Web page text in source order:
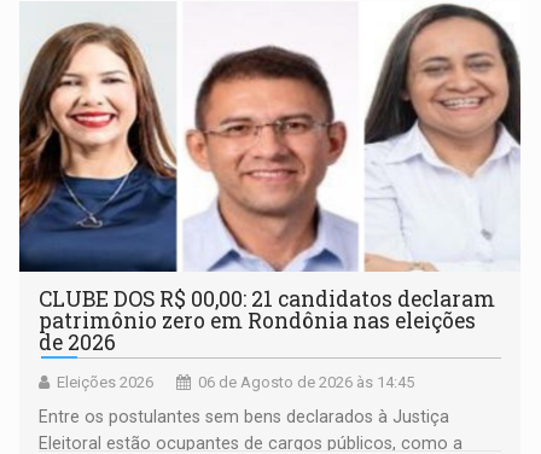
CLUBE DOS R$ 00,00: 21 candidatos declaram
patrimônio zero em Rondônia nas eleições
de 2026
Eleições 2026 06 de Agosto de 2026 às 14:45
Entre os postulantes sem bens declarados à Justiça
Eleitoral estão ocupantes de cargos públicos, como a